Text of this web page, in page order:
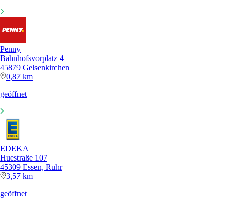
Penny
Bahnhofsvorplatz 4
45879 Gelsenkirchen
0,87 km
geöffnet
EDEKA
Huestraße 107
45309 Essen, Ruhr
3,57 km
geöffnet